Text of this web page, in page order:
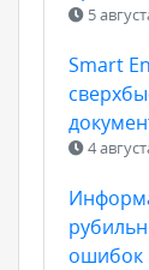
5
Smart
4
ошибок